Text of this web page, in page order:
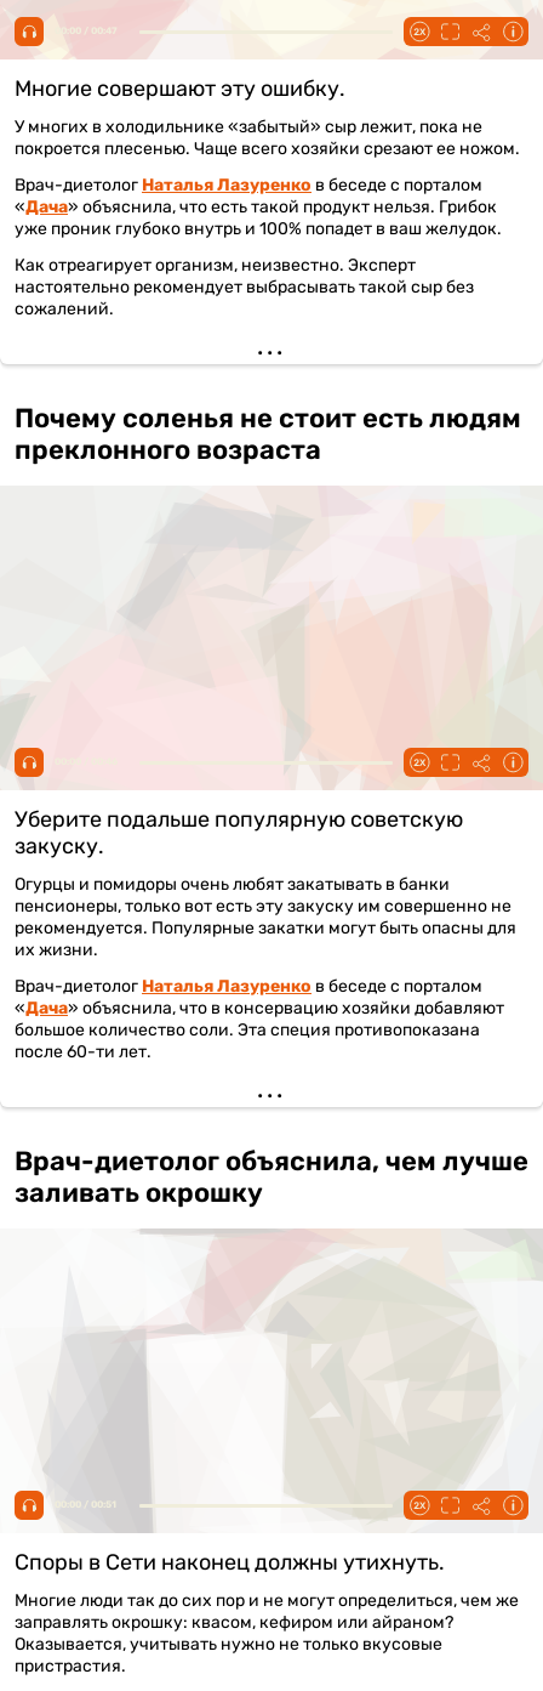
00:00 / 00:47
Многие совершают эту ошибку.
У многих в холодильнике «забытый» сыр лежит, пока не
покроется плесенью. Чаще всего хозяйки срезают ее ножом.
Врач-диетолог Наталья Лазуренко в беседе с порталом
«Дача» объяснила, что есть такой продукт нельзя. Грибок
уже проник глубоко внутрь и 100% попадет в ваш желудок.
Как отреагирует организм, неизвестно. Эксперт
настоятельно рекомендует выбрасывать такой сыр без
сожалений.
Почему соленья не стоит есть людям
преклонного возраста
Уберите подальше популярную советскую
закуску.
Огурцы и помидоры очень любят закатывать в банки
пенсионеры, только вот есть эту закуску им совершенно не
рекомендуется. Популярные закатки могут быть опасны для
их жизни.
Врач-диетолог Наталья Лазуренко в беседе с порталом
«Дача» объяснила, что в консервацию хозяйки добавляют
большое количество соли. Эта специя противопоказана
после 60-ти лет.
Врач-диетолог объяснила, чем лучше
заливать окрошку
00:00 / 00:51
Споры в Сети наконец должны утихнуть.
Многие люди так до сих пор и не могут определиться, чем же
заправлять окрошку: квасом, кефиром или айраном?
Оказывается, учитывать нужно не только вкусовые
пристрастия.